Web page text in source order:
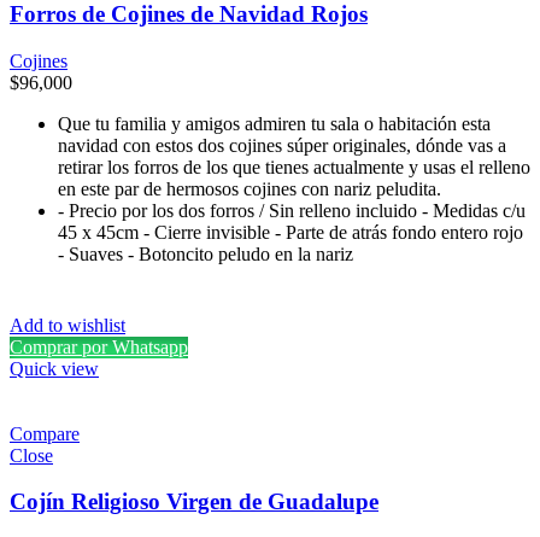
Forros de Cojines de Navidad Rojos
Cojines
$96,000
Que tu familia y amigos admiren tu sala o habitación esta
navidad con estos dos cojines súper originales, dónde vas a
retirar los forros de los que tienes actualmente y usas el relleno
en este par de hermosos cojines con nariz peludita.
- Precio por los dos forros / Sin relleno incluido - Medidas c/u
45 x 45cm - Cierre invisible - Parte de atrás fondo entero rojo
- Suaves - Botoncito peludo en la nariz
tu
estilo
la
mejor
selección
Add to wishlist
Comprar por Whatsapp
Quick view
Compare
Close
Cojín Religioso Virgen de Guadalupe